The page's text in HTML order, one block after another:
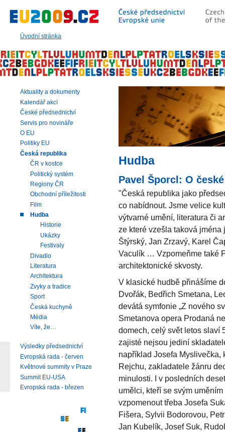
Úvodní stránka
hlavní
|
navigaci
|
vyhledávání
Hudba
Pavel Šporcl: O
"Česká republika jako
co nabídnout. Jsme velice
výtvarné umění, literatura či
ze které vzešla taková
Štýrský, Jan Zrzavý, Karel
Vaculík … Vzpomeňme také
architektonické skvosty.
V klasické hudbě přinášíme
Dvořák, Bedřich Smetana,
devátá symfonie „Z nového
Smetanova opera Prodaná
domech, celý svět letos slaví
zajisté nejsou jediní
například Josefa Myslivečka,
Rejchu, zakladatele žánru
minulosti. I v posledních
umělci, kteří se svým
vzpomenout třeba Josefa
Fišera, Sylvii Bodorovou,
Jan Kubelík, Josef Suk,
Aktuality a dokumenty
Kalendář akcí
České předsednictví
Servis pro novináře
O EU
Politiky EU
Česká republika
ČR v kostce
Politický systém
Regiony ČR
Obchodní příležitosti
Film
Hudba
Historie
Ukázky
Festivaly
Divadlo
Literatura
Architektura
Zvyky a tradice
Sport
Česká kuchyně
Média
Víte, že…
Výsledky předsednictví
Evropská rada - červen
Květnové summity v Praze
Summit EU-USA
Evropská rada - březen